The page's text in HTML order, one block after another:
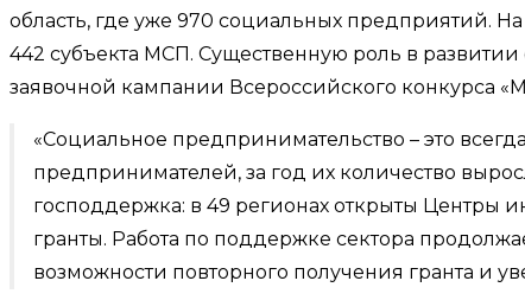
область, где уже 970 социальных предприятий.
442 субъекта МСП. Существенную роль в
заявочной кампании Всероссийского конкурса
«Социальное предпринимательство – это
предпринимателей, за год их количество
господдержка: в 49 регионах открыты
гранты. Работа по поддержке сектора
возможности повторного получения гранта и